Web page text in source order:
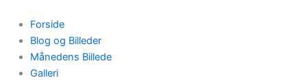
indholdet
Forside
Blog og Billeder
Månedens Billede
Galleri